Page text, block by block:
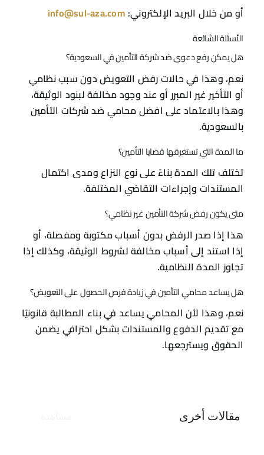
أو من خلال البريد الإلكتروني: info@sul-aza.com
الأسئلة الشائعة
هل يمكن رفع دعوى ضد شركة التأمين في السعودية؟
نعم، وهذا في حالات رفض التعويض دون سبب نظامي
أو التأخير غير المبرر أو عند وجود مخالفة لبنود الوثيقة،
وهذا بالاعتماد على افضل محامي ضد شركات التأمين
بالسعودية.
ما المدة التي تستغرقها قضايا التأمين؟
تختلف تلك المدة بناءً على نوع النزاع ومدى اكتمال
المستندات وإجراءات التقاضي المختلفة.
متى يكون رفض شركة التأمين غير نظامي؟
هذا إذا صدر الرفض بدون أسباب مكتوبة ومفصلة، أو
إذا استند إلى أسباب مخالفة لشروط الوثيقة، وكذلك إذا
تجاوز المدة النظامية.
هل يساعد محامي التأمين في زيادة فرص الحصول على التعويض؟
نعم، وهذا لأن المحامي يساعد في بناء المطالبة قانونيًا
مع تقديم الدفوع والمستندات بشكل احترافي يضمن
الحقوق ويسترجعها.
مقالات أخرى